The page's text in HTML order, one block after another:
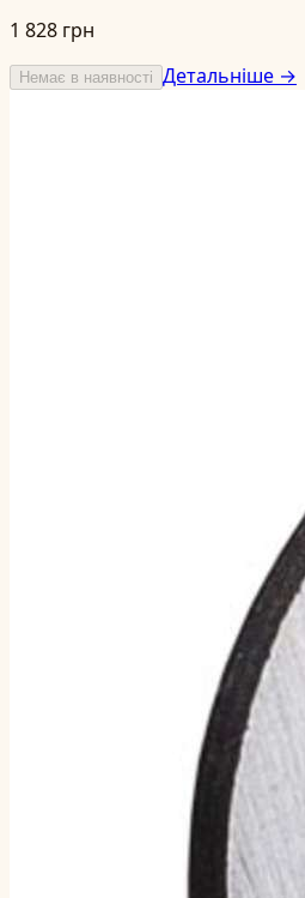
1 828 грн
Немає в наявності Детальніше →